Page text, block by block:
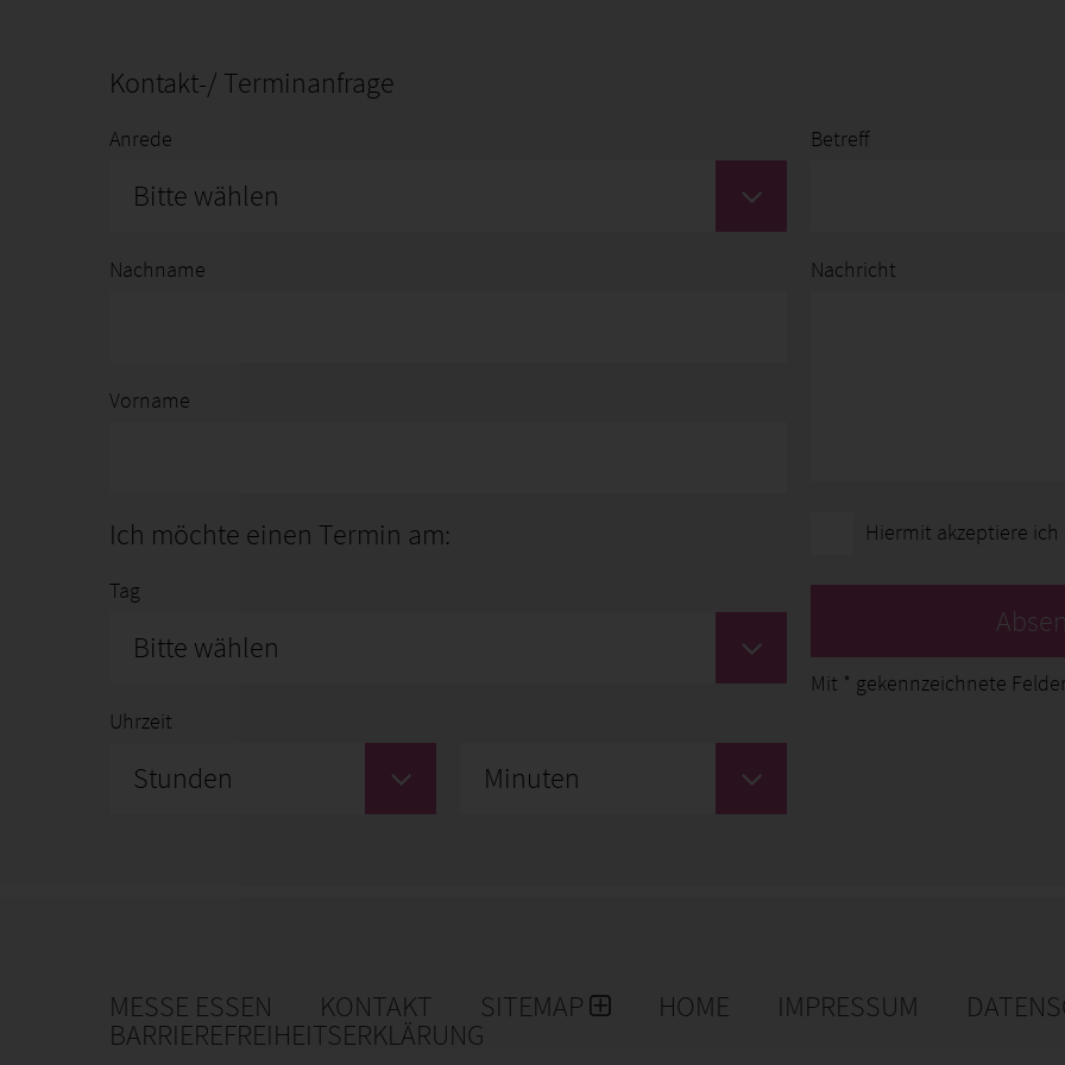
Kontakt-/ Terminanfrage
Anrede
Bitte wählen
Nachname
Vorname
Ich möchte einen Termin am:
Tag
Bitte wählen
Uhrzeit
Stunden Minuten
Betreff
Nachricht
Hiermit akzeptiere ich
Mit * gekennzeichnete
MESSE ESSEN KONTAKT SITEMAP HOME IMPRESSUM
BARRIEREFREIHEITSERKLÄRUNG